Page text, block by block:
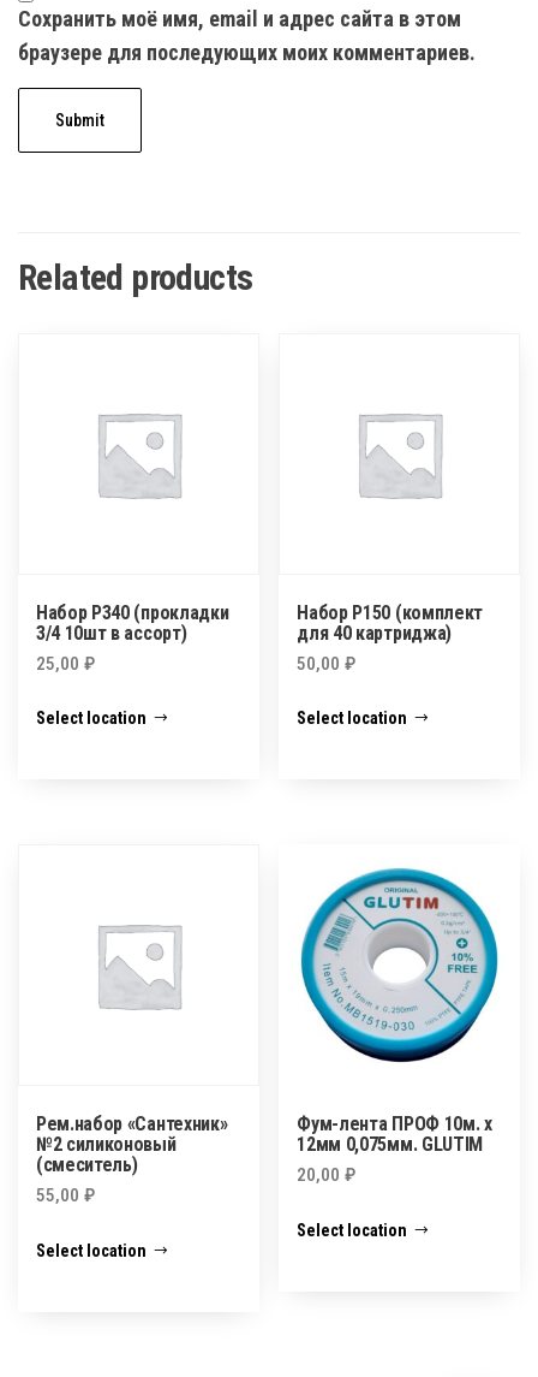
Сохранить моё имя, email и адрес сайта в этом
браузере для последующих моих комментариев.
Related products
Набор P340 (прокладки
3/4 10шт в ассорт)
25,00 ₽
Select location
Набор P150 (комплект
для 40 картриджа)
50,00₽
Select location
Рем.набор «Сантехник»
№2 силиконовый
(смеситель)
55,00 ₽
Select location
Фум-лента ПРОФ 10м. х
12мм 0,075мм. GLUTIM
20,00₽
Select location